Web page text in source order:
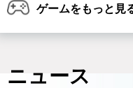
ゲームをもっと見
ニュース